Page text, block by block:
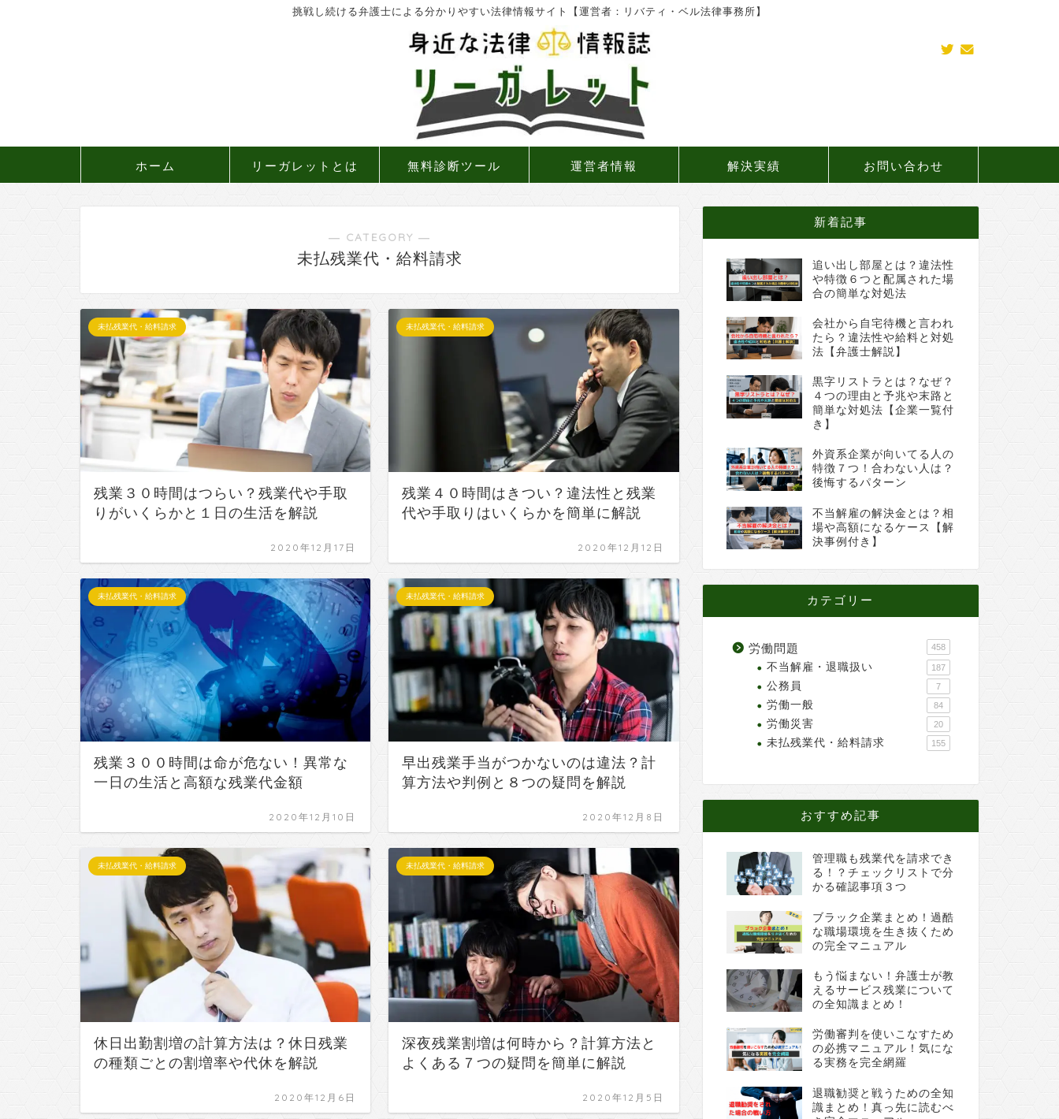
挑戦し続ける弁護士による分かりやすい法律情報サイト【運営者：リバティ・ベル法律事務所】
ホーム リーガレットとは 無料診断ツール 運営者情報 解決実績 お問い合わせ
― CATEGORY ―
未払残業代・給料請求
未払残業代・給料請求
残業３０時間はつらい？残業代や手取
りがいくらかと１日の生活を解説
2020年12月17日
未払残業代・給料請求
残業４０時間はきつい？違法性と残業
代や手取りはいくらかを簡単に解説
2020年12月12日
未払残業代・給料請求
残業３００時間は命が危ない！異常な
一日の生活と高額な残業代金額
2020年12月10日
未払残業代・給料請求
早出残業手当がつかないのは違法？計
算方法や判例と８つの疑問を解説
2020年12月8日
未払残業代・給料請求
休日出勤割増の計算方法は？休日残業
の種類ごとの割増率や代休を解説
2020年12月6日
未払残業代・給料請求
深夜残業割増は何時から？計算方法と
よくある７つの疑問を簡単に解説
2020年12月5日
新着記事
追い出し部屋とは？違法性
や特徴６つと配属された場
合の簡単な対処法
会社から自宅待機と言われ
たら？違法性や給料と対処
法【弁護士解説】
黒字リストラとは？なぜ？
４つの理由と予兆や末路と
簡単な対処法【企業一覧付
き】
外資系企業が向いてる人の
特徴７つ！合わない人は？
後悔するパターン
不当解雇の解決金とは？相
場や高額になるケース【解
決事例付き】
カテゴリー
労働問題 458
不当解雇・退職扱い 187
公務員 7
労働一般 84
労働災害 20
未払残業代・給料請求 155
おすすめ記事
管理職も残業代を請求でき
る！？チェックリストで分
かる確認事項３つ
ブラック企業まとめ！過酷
な職場環境を生き抜くため
の完全マニュアル
もう悩まない！弁護士が教
えるサービス残業について
の全知識まとめ！
労働審判を使いこなすため
の必携マニュアル！気にな
る実務を完全網羅
退職勧奨と戦うための全知
識まとめ！真っ先に読むべ